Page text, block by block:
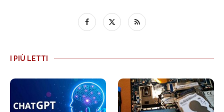
I PIÙ LETTI